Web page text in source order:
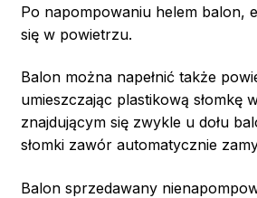
Po napompowaniu helem balon,
się w powietrzu.
Balon można napełnić także
umieszczając plastikową słomkę
znajdującym się zwykle u dołu
słomki zawór automatycznie
Balon sprzedawany